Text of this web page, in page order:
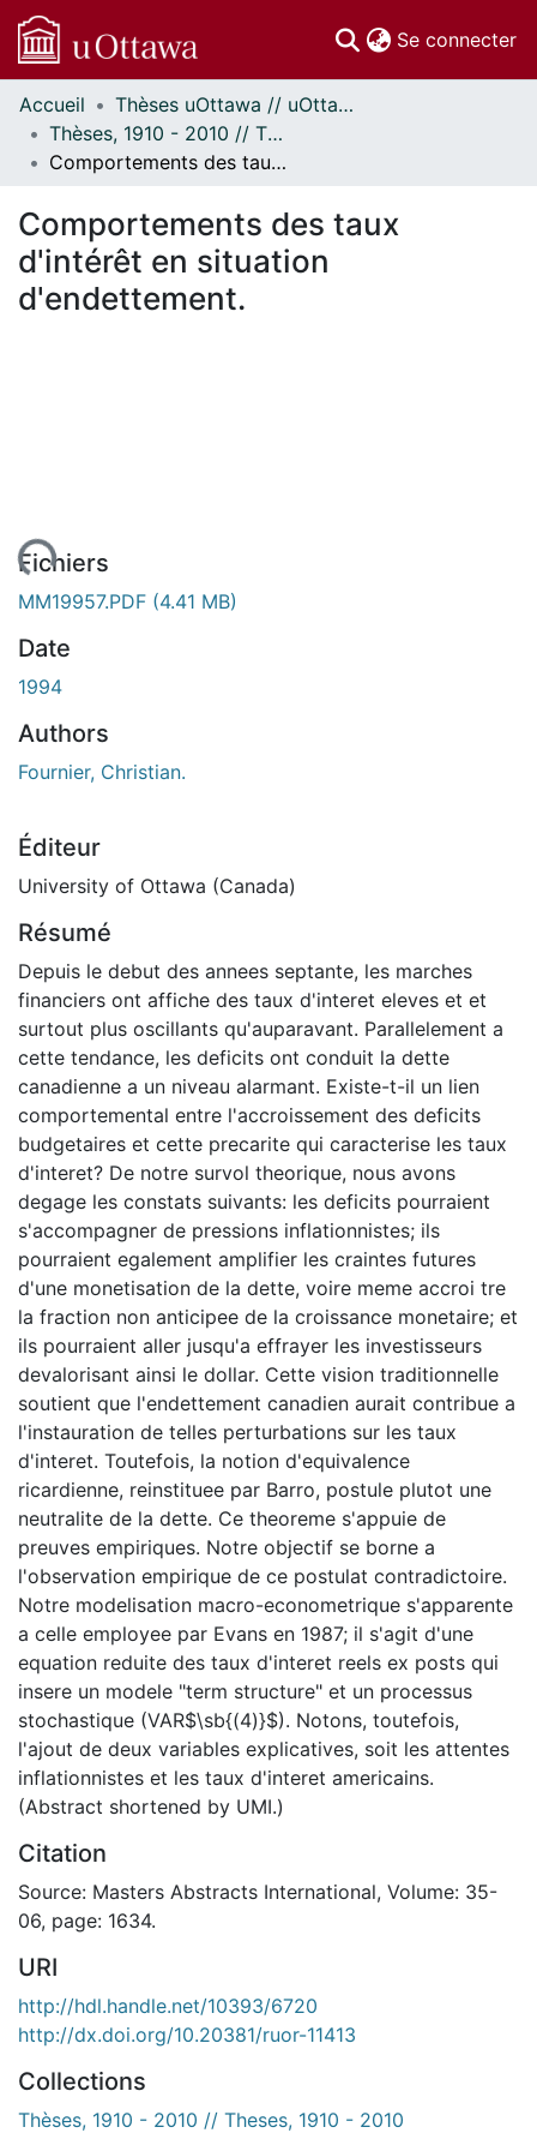
Se connecter
Communautés
et collections
Parcourir
À propos
Accueil
Thèses uOttawa // uOttawa Theses
Thèses, 1910 - 2010 // Theses, 1910 - 2010
Comportements des taux d'intérêt en situation d'endettement.
Comportements des taux
d'intérêt en situation
d'endettement.
Fichiers
MM19957.PDF (4.41 MB)
Date
1994
Authors
Fournier, Christian.
Éditeur
University of Ottawa (Canada)
Résumé
Depuis le debut des annees septante, les marches
financiers ont affiche des taux d'interet eleves et et
surtout plus oscillants qu'auparavant. Parallelement a
cette tendance, les deficits ont conduit la dette
canadienne a un niveau alarmant. Existe-t-il un lien
comportemental entre l'accroissement des deficits
budgetaires et cette precarite qui caracterise les taux
d'interet? De notre survol theorique, nous avons
degage les constats suivants: les deficits pourraient
s'accompagner de pressions inflationnistes; ils
pourraient egalement amplifier les craintes futures
d'une monetisation de la dette, voire meme accroi tre
la fraction non anticipee de la croissance monetaire; et
ils pourraient aller jusqu'a effrayer les investisseurs
devalorisant ainsi le dollar. Cette vision traditionnelle
soutient que l'endettement canadien aurait contribue a
l'instauration de telles perturbations sur les taux
d'interet. Toutefois, la notion d'equivalence
ricardienne, reinstituee par Barro, postule plutot une
neutralite de la dette. Ce theoreme s'appuie de
preuves empiriques. Notre objectif se borne a
l'observation empirique de ce postulat contradictoire.
Notre modelisation macro-econometrique s'apparente
a celle employee par Evans en 1987; il s'agit d'une
equation reduite des taux d'interet reels ex posts qui
insere un modele "term structure" et un processus
stochastique (VAR$\sb{(4)}$). Notons, toutefois,
l'ajout de deux variables explicatives, soit les attentes
inflationnistes et les taux d'interet americains.
(Abstract shortened by UMI.)
Citation
Source: Masters Abstracts International, Volume: 35-
06, page: 1634.
URI
http://hdl.handle.net/10393/6720
http://dx.doi.org/10.20381/ruor-11413
Collections
Thèses, 1910 - 2010 // Theses, 1910 - 2010